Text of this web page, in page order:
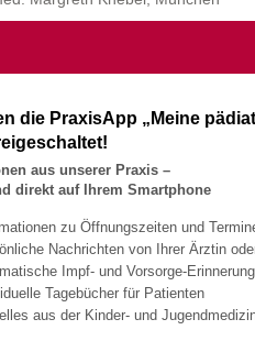
U10 bis U11
beachten?
zum
die PraxisApp „Meine
aus unserer Praxis –
direkt auf Ihrem Smartphone
zu Öffnungszeiten und
Nachrichten von Ihrer Ärztin
Impf- und Vorsorge-
Tagebücher für Patienten
aus der Kinder- und